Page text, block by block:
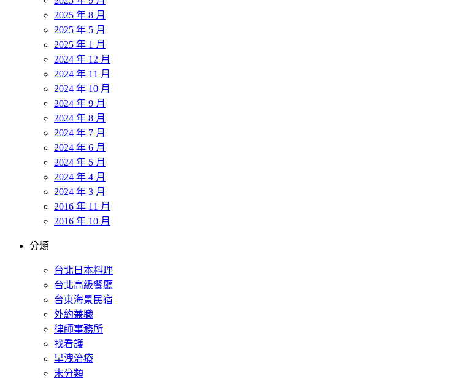
2025 年 8 月
2025 年 5 月
2025 年 1 月
2024 年 12 月
2024 年 11 月
2024 年 10 月
2024 年 9 月
2024 年 8 月
2024 年 7 月
2024 年 6 月
2024 年 5 月
2024 年 4 月
2024 年 3 月
2016 年 11 月
2016 年 10 月
分類
台北日本料理
台北高級餐廳
台東海景民宿
外約兼職
律師事務所
找看護
早洩治療
未分類